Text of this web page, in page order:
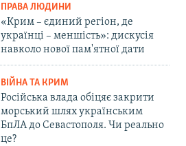
ПРАВА ЛЮДИНИ
«Крим – єдиний регіон, де
українці – меншість»: дискусія
навколо нової пам'ятної дати
ВІЙНА ТА КРИМ
Російська влада обіцяє закрити
морський шлях українським
БпЛА до Севастополя. Чи реально
це?